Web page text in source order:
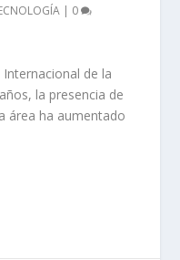
| 0
de la
la presencia de
área ha aumentado